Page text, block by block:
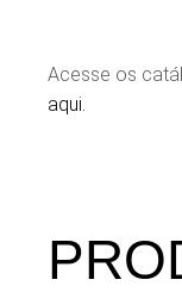
Acesse os
aqui.